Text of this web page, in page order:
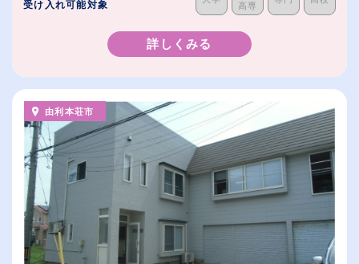
受け入れ可能対象 高専
詳しくみる
由利本荘市